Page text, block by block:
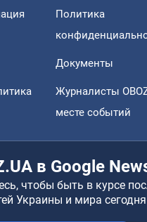
Политика
Документы
Журналисты
месте событий
в Google
чтобы быть в курсе
Украины и мира сегодня